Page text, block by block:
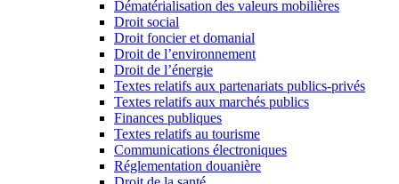
Dématérialisation des valeurs mobilières
Droit social
Droit foncier et domanial
Droit de l’environnement
Droit de l’énergie
Textes relatifs aux partenariats publics-privés
Textes relatifs aux marchés publics
Finances publiques
Textes relatifs au tourisme
Communications électroniques
Réglementation douanière